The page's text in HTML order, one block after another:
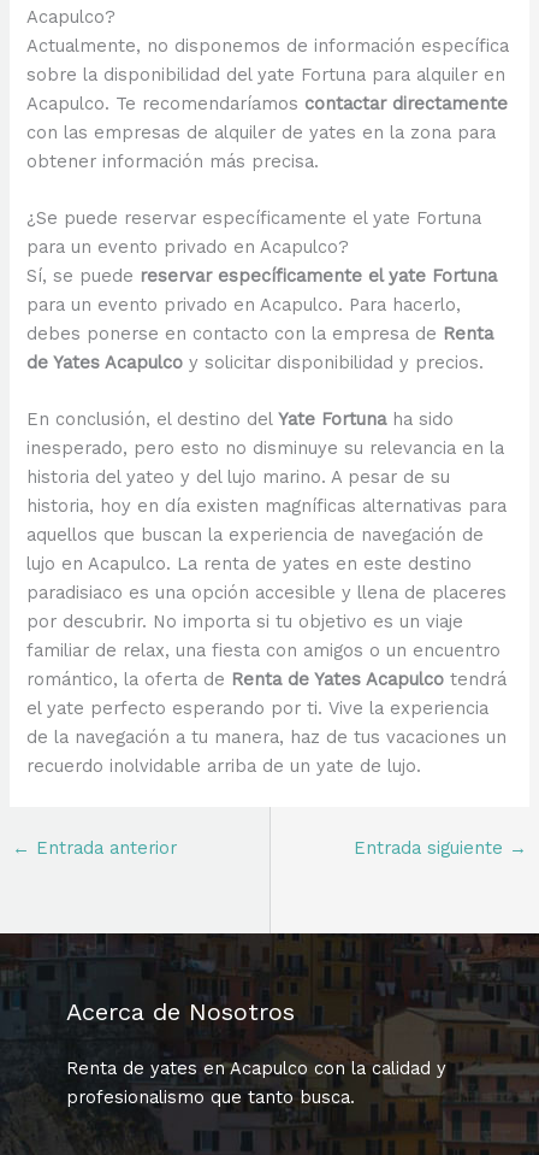
Acapulco?
Actualmente, no disponemos de información específica
sobre la disponibilidad del yate Fortuna para alquiler en
Acapulco. Te recomendaríamos contactar directamente
con las empresas de alquiler de yates en la zona para
obtener información más precisa.
¿Se puede reservar específicamente el yate Fortuna
para un evento privado en Acapulco?
Sí, se puede reservar específicamente el yate Fortuna
para un evento privado en Acapulco. Para hacerlo,
debes ponerse en contacto con la empresa de Renta
de Yates Acapulco y solicitar disponibilidad y precios.
En conclusión, el destino delYate Fortunaha sido
inesperado, pero esto no disminuye su relevancia en la
historia del yateo y del lujo marino. A pesar de su
historia, hoy en día existen magníficas alternativas para
aquellos que buscan la experiencia de navegación de
lujo en Acapulco. La renta de yates en este destino
paradisiaco es una opción accesible y llena de placeres
por descubrir. No importa si tu objetivo es un viaje
familiar de relax, una fiesta con amigos o un encuentro
romántico, la oferta de Renta de Yates Acapulco tendrá
el yate perfecto esperando por ti. Vive la experiencia
de la navegación a tu manera, haz de tus vacaciones un
recuerdo inolvidable arriba de un yate de lujo.
← Entrada anterior Entrada siguiente →
Acerca de Nosotros
Renta de yates en Acapulco con la calidad y
profesionalismo que tanto busca.